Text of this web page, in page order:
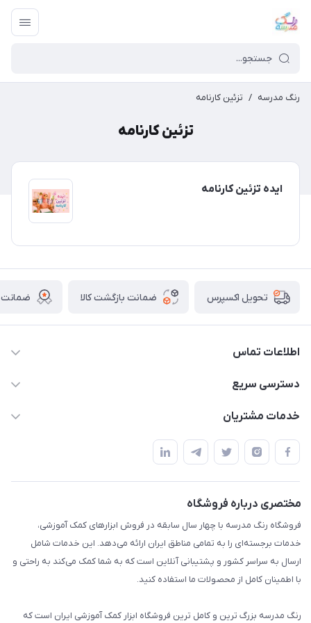
رنگ مدرسه / تزئین کارنامه
تزئین کارنامه
ایده تزئین کارنامه
تحویل اکسپرس ضمانت بازگشت کالا ضمانت
اطلاعات تماس
02136781755
دسترسی سریع
پلنر و دفتر
استایل معلم و دانش آموز
بازی و نمایش
تزئین کلاس
طرح های تشویقی
گیفت ها و جوایز
سایر محصولات
خدمات مشتریان
قوانین و مقررات
حریم خصوصی
مختصری درباره فروشگاه
فروشگاه رنگ مدرسه با چهار سال سابقه در فروش ابزارهای کمک آموزشی،
خدمات برجسته‌ای را به تمامی مناطق ایران ارائه می‌دهد. این خدمات شامل
ارسال به سراسر کشور و پشتیبانی آنلاین است که به شما کمک می‌کند به راحتی و
با اطمینان کامل از محصولات ما استفاده کنید.
رنگ مدرسه بزرگ ترین و کامل ترین فروشگاه ابزار کمک آموزشی ایران است که